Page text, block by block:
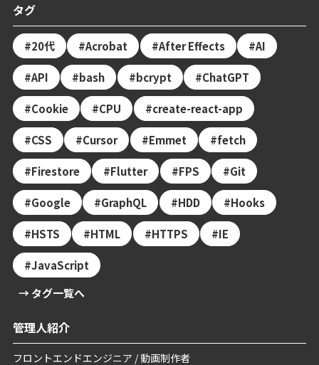
タグ
20代 Acrobat After Effects AI
API bash bcrypt ChatGPT
Cookie CPU create-react-app
CSS Cursor Emmet fetch
Firestore Flutter FPS Git
Google GraphQL HDD Hooks
HSTS HTML HTTPS IE
JavaScript
→ タグ一覧へ
管理人紹介
フロントエンドエンジニア / 動画制作者